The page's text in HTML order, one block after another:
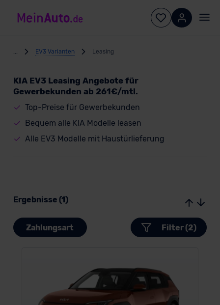
EV3 Varianten Leasing
KIA EV3 Leasing Angebote für
Gewerbekunden ab 261€/mtl.
Top-Preise für Gewerbekunden
Bequem alle KIA Modelle leasen
Alle EV3 Modelle mit Haustürlieferung
Ergebnisse (1)
Zahlungsart Filter (2)